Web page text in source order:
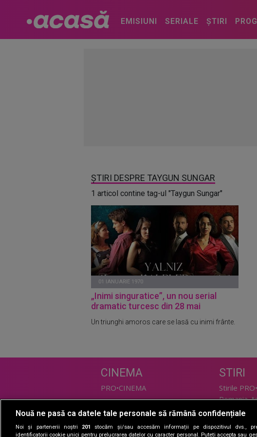
EMISIUNI SERIALE ȘTIRI
ȘTIRI DESPRE TAYGUN SUNGAR
1 articol contine tag-ul "Taygun Sungar"
01 IANUARIE 1970
„Inimi singuratice”, un nou serial
dramatic turcesc din 28 mai
Un triunghi amoros care se lasă cu inimi frânte.
CINEMA
PRO•CINEMA
DIVERTISMENT
PRO•TV
STIRI
Stirile
Romania,
Nouă ne pasă ca datele tale personale să rămână confidențiale
Noi și partenerii noștri 201
stocăm și/sau accesăm informații pe dispozitivul dvs.,
identificatorii cookie unici pentru prelucrarea datelor cu caracter personal. Puteți accepta sau